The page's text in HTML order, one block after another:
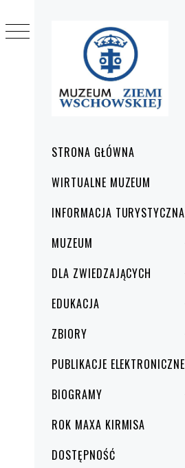
główneSTRONA GŁÓWNA
WIRTUALNE MUZEUM
INFORMACJA TURYSTYCZNA
MUZEUM
DLA ZWIEDZAJĄCYCH
EDUKACJA
ZBIORY
PUBLIKACJE ELEKTRONICZNE
BIOGRAMY
ROK MAXA KIRMISA
DOSTĘPNOŚĆ